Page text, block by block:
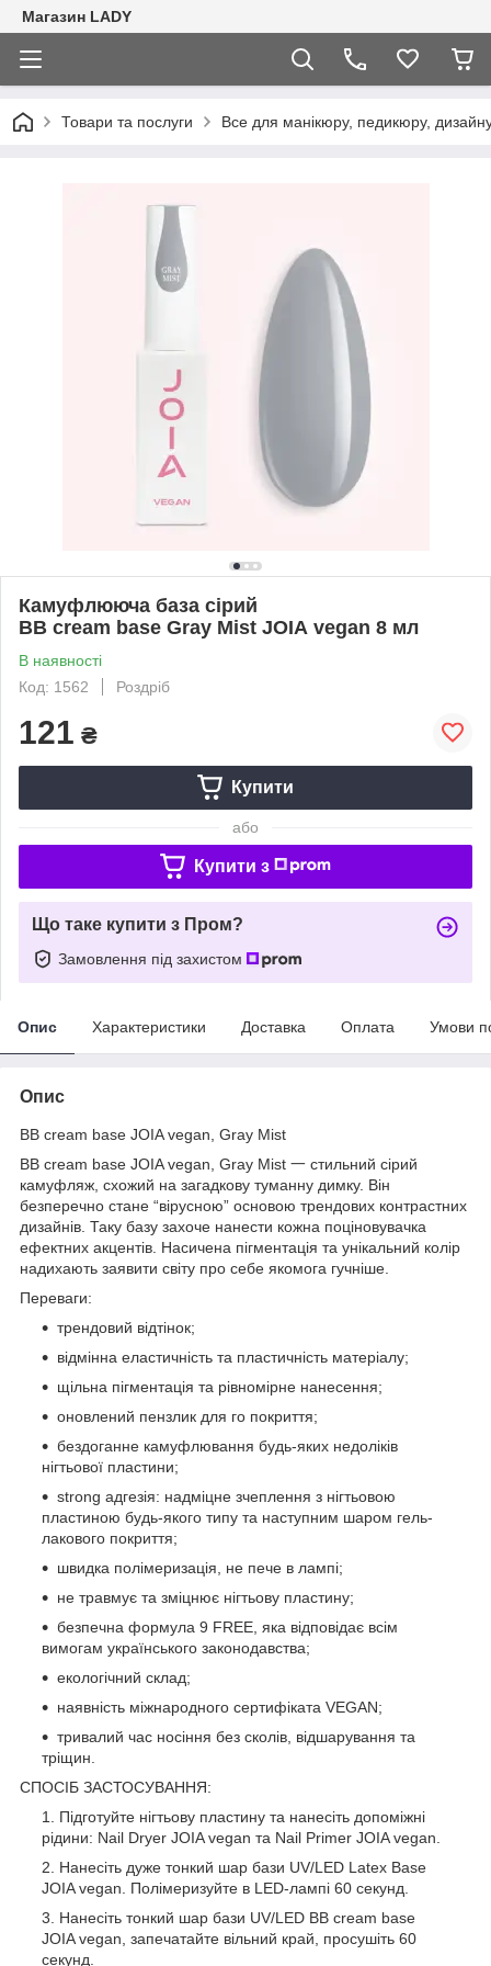
Магазин LADY
Товари та послуги Все для манікюру, педикюру, дизайну
Камуфлююча база сірий
BB cream base Gray Mist JOIA vegan 8 мл
В наявності
Код: 1562
Роздріб
121 ₴
Купити
або
Купити з
Що таке купити з Пром?
Замовлення під захистом
Опис Характеристики Доставка Оплата Умови
Опис
BB cream base JOIA vegan, Gray Mist
BB cream base JOIA vegan, Gray Mist 一 стильний сірий
камуфляж, схожий на загадкову туманну димку. Він
безперечно стане “вірусною” основою трендових контрастних
дизайнів. Таку базу захоче нанести кожна поціновувачка
ефектних акцентів. Насичена пігментація та унікальний колір
надихають заявити світу про себе якомога гучніше.
Переваги:
трендовий відтінок;
відмінна еластичність та пластичність матеріалу;
щільна пігментація та рівномірне нанесення;
оновлений пензлик для го покриття;
бездоганне камуфлювання будь-яких недоліків
нігтьової пластини;
strong адгезія: надміцне зчеплення з нігтьовою
пластиною будь-якого типу та наступним шаром гель-
лакового покриття;
швидка полімеризація, не пече в лампі;
не травмує та зміцнює нігтьову пластину;
безпечна формула 9 FREE, яка відповідає всім
вимогам українського законодавства;
екологічний склад;
наявність міжнародного сертифіката VEGAN;
тривалий час носіння без сколів, відшарування та
тріщин.
СПОСІБ ЗАСТОСУВАННЯ:
Підготуйте нігтьову пластину та нанесіть допоміжні
рідини: Nail Dryer JOIA vegan та Nail Primer JOIA vegan.
Нанесіть дуже тонкий шар бази UV/LED Latex Base
JOIA vegan. Полімеризуйте в LED-лампі 60 секунд.
Нанесіть тонкий шар бази UV/LED BB cream base
JOIA vegan, запечатайте вільний край, просушіть 60
секунд.